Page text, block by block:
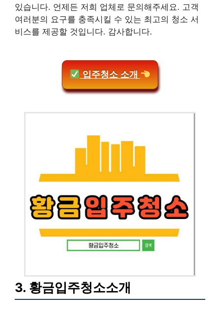
있습니다. 언제든 저희 업체로 문의해주세요. 고객
여러분의 요구를 충족시킬 수 있는 최고의 청소 서
비스를 제공할 것입니다. 감사합니다.
입주청소 소개
3. 황금입주청소소개